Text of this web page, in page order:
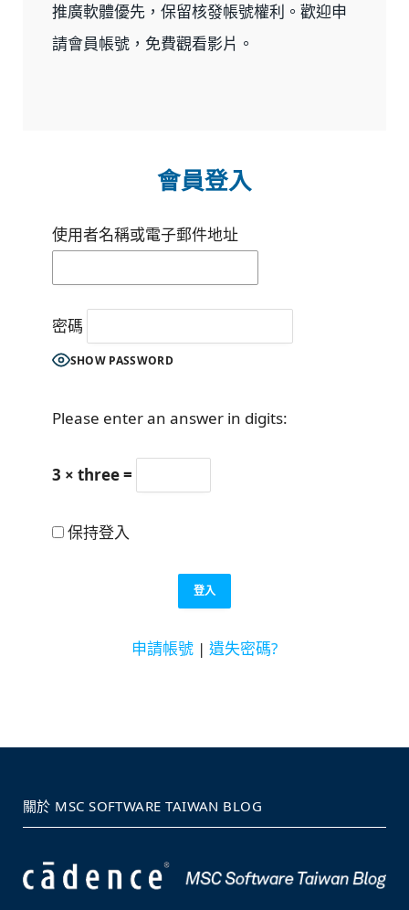
推廣軟體優先，保留核發帳號權利。歡迎申
請會員帳號，免費觀看影片。
會員登入
使用者名稱或電子郵件地址
密碼
SHOW PASSWORD
Please enter an answer in digits:
3 × three =
保持登入
申請帳號 | 遺失密碼?
關於 MSC SOFTWARE TAIWAN BLOG